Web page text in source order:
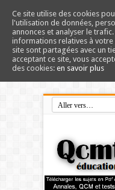
Ce site utilise des cookies
l'utilisation de données,
annonces et analyser le trafic.
informations relatives à votre
site sont partagées avec un
acceptant ce site, vous
des cookies: en savoir plus